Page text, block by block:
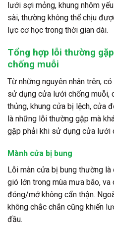
lưới sợi mỏng, khung nhôm
sài, thường không thể chịu
lực cơ học trong thời gian dài.
Tổng hợp lỗi thường
chống muỗi
Từ những nguyên nhân trên,
sử dụng cửa lưới chống muỗi,
thủng, khung cửa bị lệch, cửa
là những lỗi thường gặp mà
gặp phải khi sử dụng cửa lưới
Mành cửa bị bung
Lỗi màn cửa bị bung thường
gió lớn trong mùa mưa bão,
đóng/mở không cẩn thận.
không chắc chắn cũng khiến
đầu.